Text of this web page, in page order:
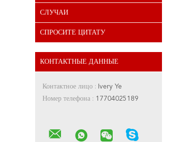
СЛУЧАИ
СПРОСИТЕ ЦИТАТУ
КОНТАКТНЫЕ ДАННЫЕ
Контактное лицо : Ivery Ye
Номер телефона : 17704025189